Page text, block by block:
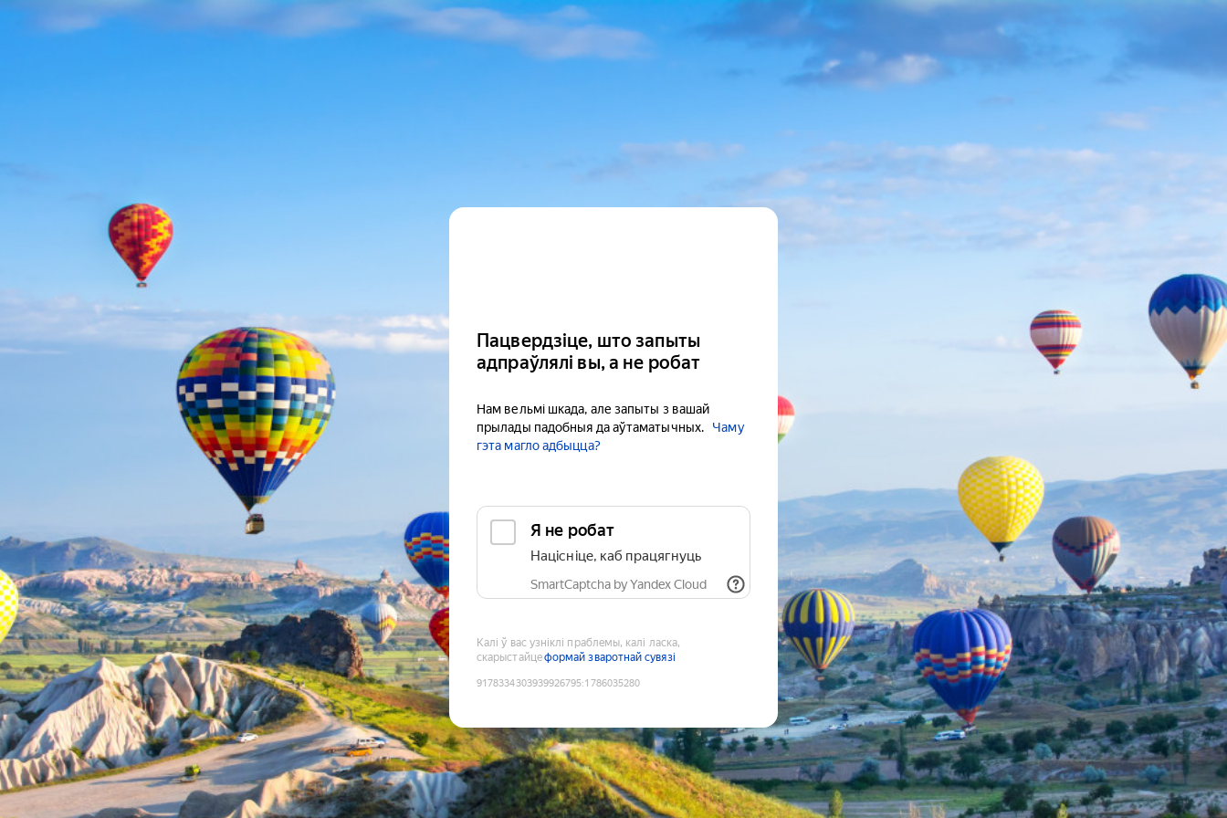
Пацвердзіце, што запыты
адпраўлялі вы, а не робат
Нам вельмі шкада, але запыты з вашай
прылады падобныя да аўтаматычных.
Чаму
гэта магло адбыцца?
Я не робат
Націсніце, каб працягнуць
SmartCaptcha by Yandex Cloud
Калі ў вас узніклі праблемы, калі ласка,
скарыстайцеформай зваротнай сувязі
9178334303939926795:1786035280